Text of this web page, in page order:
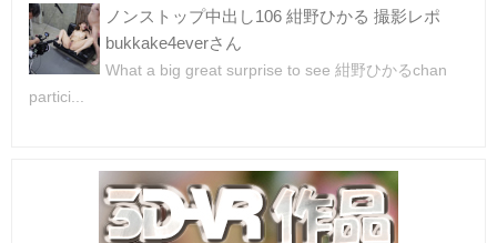
ノンストップ中出し106 紺野ひかる 撮影レポ
bukkake4everさん
What a big great surprise to see 紺野ひかるchan
partici...